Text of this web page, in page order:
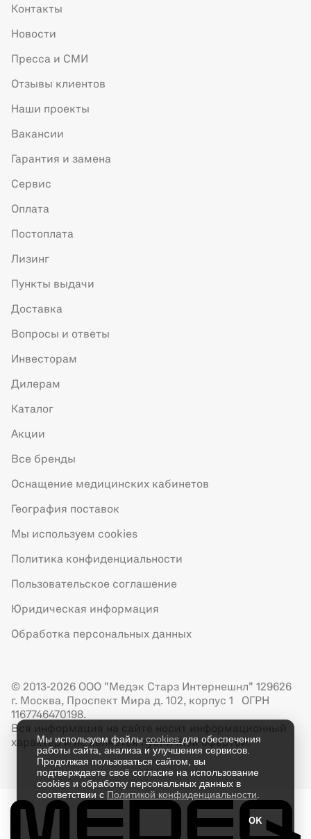
Контакты
Новости
Пресса и СМИ
Отзывы клиентов
Наши проекты
Вакансии
Гарантия и замена
Сервис
Оплата
Постоплата
Лизинг
Пункты выдачи
Доставка
Вопросы и ответы
Инвесторам
Дилерам
Каталог
Акции
Все бренды
Оснащение медицинских кабинетов
География поставок
Мы используем cookies
Политика конфиденциальности
Пользовательское соглашение
Юридическая информация
Обработка персональных данных
© 2013-2026 ООО "Медэк Старз Интернешнл" 129626
г. Москва, Проспект Мира д. 102, корпус 1 ОГРН
1167746470198.
Вся информация на сайте носит информационный
характер и не является публичной офертой.
Мы используем файлыcookies для обеспечения
работы сайта, анализа и улучшения сервисов.
Продолжая пользоваться сайтом, вы
подтверждаете своё согласие на использование
cookies и обработку персональных данных в
соответствии с Политикой конфиденциальности
OK